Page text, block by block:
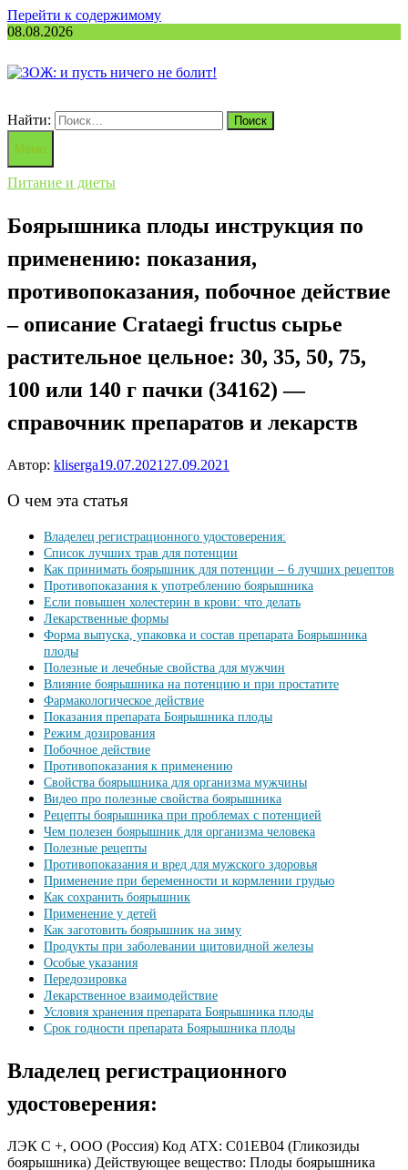
Перейти к содержимому
08.08.2026
Найти:
Меню
Питание и диеты
Боярышника плоды инструкция по
применению: показания,
противопоказания, побочное действие
– описание Crataegi fructus сырье
растительное цельное: 30, 35, 50, 75,
100 или 140 г пачки (34162) —
справочник препаратов и лекарств
Автор: kliserga19.07.2021 27.09.2021
О чем эта статья
Владелец регистрационного удостоверения:
Список лучших трав для потенции
Как принимать боярышник для потенции – 6 лучших рецептов
Противопоказания к употреблению боярышника
Если повышен холестерин в крови: что делать
Лекарственные формы
Форма выпуска, упаковка и состав препарата Боярышника
плоды
Полезные и лечебные свойства для мужчин
Влияние боярышника на потенцию и при простатите
Фармакологическое действие
Показания препарата Боярышника плоды
Режим дозирования
Побочное действие
Противопоказания к применению
Свойства боярышника для организма мужчины
Видео про полезные свойства боярышника
Рецепты боярышника при проблемах с потенцией
Чем полезен боярышник для организма человека
Полезные рецепты
Противопоказания и вред для мужского здоровья
Применение при беременности и кормлении грудью
Как сохранить боярышник
Применение у детей
Как заготовить боярышник на зиму
Продукты при заболевании щитовидной железы
Особые указания
Передозировка
Лекарственное взаимодействие
Условия хранения препарата Боярышника плоды
Срок годности препарата Боярышника плоды
Владелец регистрационного
удостоверения:
ЛЭК С +, ООО (Россия) Код ATX: C01EB04 (Гликозиды
боярышника) Действующее вещество: Плоды боярышника